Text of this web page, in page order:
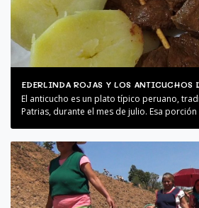
EDERLINDA ROJAS Y LOS ANTICUCHOS
El anticucho es un plato típico peruano,
Patrias, durante el mes de julio. Esa porción